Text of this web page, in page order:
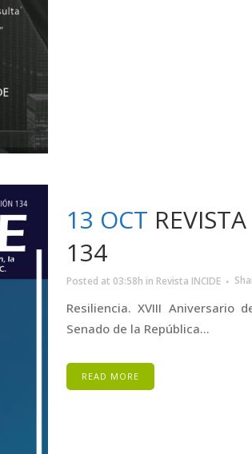
13 OCT
134
Posted at 03:58h in Revista INCIDE
Resiliencia. XVIII Aniversario
Senado de la República...
READ MORE